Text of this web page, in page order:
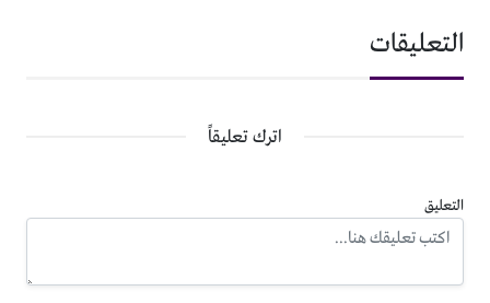
التعليقات
اترك تعليقاً
التعليق